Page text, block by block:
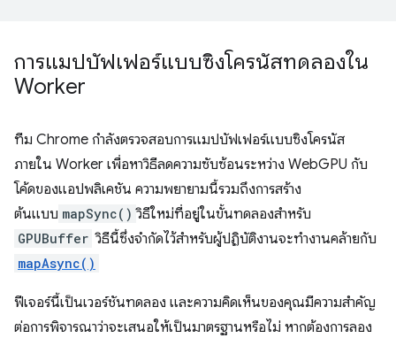
การแมปบัฟเฟอร์แบบซิงโครนัสทดลองใน
Worker
ทีม Chrome กำลังตรวจสอบการแมปบัฟเฟอร์แบบซิงโครนัส
ภายใน Worker เพื่อหาวิธีลดความซับซ้อนระหว่าง WebGPU กับ
โค้ดของแอปพลิเคชัน ความพยายามนี้รวมถึงการสร้าง
ต้นแบบ mapSync() วิธีใหม่ที่อยู่ในขั้นทดลองสำหรับ
GPUBuffer วิธีนี้ซึ่งจำกัดไว้สำหรับผู้ปฏิบัติงานจะทำงานคล้ายกับ
mapAsync()
ฟีเจอร์นี้เป็นเวอร์ชันทดลอง และความคิดเห็นของคุณมีความสำคัญ
ต่อการพิจารณาว่าจะเสนอให้เป็นมาตรฐานหรือไม่ หากต้องการลอง